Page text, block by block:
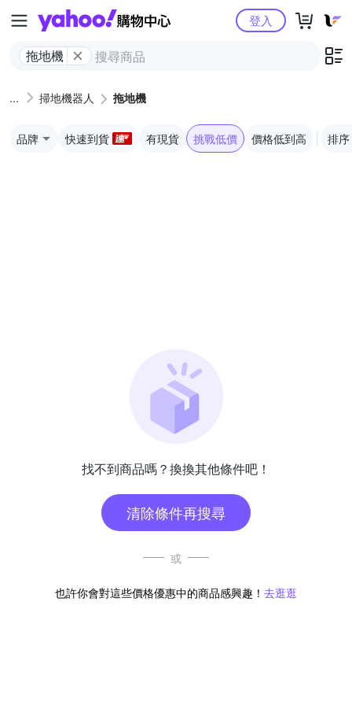
Yahoo購物中心
拖地機
登入
掃地機器人 拖地機
品牌 快速到貨 有現貨 挑戰低價 價格低到高 排序
找不到商品嗎？換換其他條件吧！
清除條件再搜尋
或
也許你會對這些價格優惠中的商品感興趣！ 去逛逛